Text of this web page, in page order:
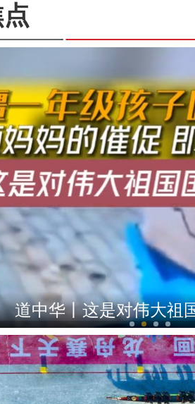
道中华丨这是对伟大祖
：历经7小时 找羊的人